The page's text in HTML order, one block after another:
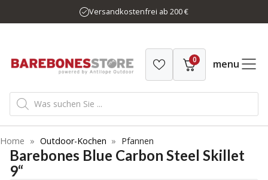
Inhalt
Versandkostenfrei ab 200 €
0 menu
Products
search
Home » Outdoor-Kochen » Pfannen
Barebones Blue Carbon Steel Skillet
9“